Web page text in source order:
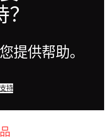
提供帮助。
持